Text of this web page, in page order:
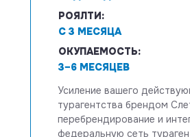
С 3 МЕСЯЦА
РОЯЛТИ:
3–6 МЕСЯЦЕВ
ОКУПАЕМОСТЬ:
Усиление вашего
турагентства брендом
перебрендирование и
федеральную сеть